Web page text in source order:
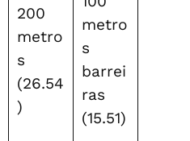
200
metro
s
(26.54
)
metro
s
barrei
ras
(15.51)